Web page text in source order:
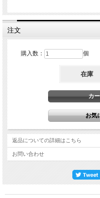
て聞こえにくいのですが（オフマイ
never forget you.（ビリー、僕たち
トしたのです。最前列のオーディエ
かんでいた」とのことです。ビリー
ーに参加できない期間がありました
作り、ビリーの入院している病院に
た彼の顔を手拭で拭いてやったそう
エピソードが残っています。思い返
ュースしたビリーのアップルレーベ
同年冬に参加したデラニー＆ボニー
リスンが連れてきたビリーと再会し
のコンサートに飛入りしてHard
正式にクラプトンバンドに加入しま
ム「ONE MORE CAR, ONE MORE
とっては「特別」な日だったのです
だけます。どうぞご期待ください
ワールドツアーの全景から振り返っ
州#1（24公演）←★ココ★・7月7日-
ハイオ州コロンバスでのジミー・ヴ
日：北米#1（24公演）・11月11日-
注文
購入数： 個
在庫
返品についての詳細はこちら
お問い合わせ